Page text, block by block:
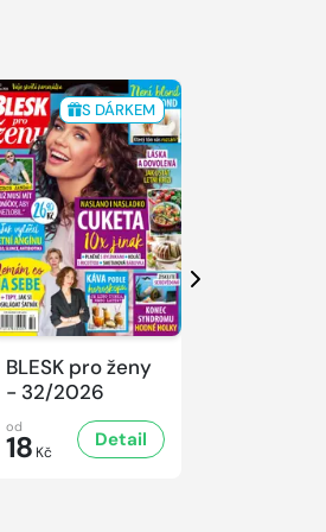
S DÁRKEM
BLESK pro ženy
- 32/2026
od
18 Kč
Detail
Další